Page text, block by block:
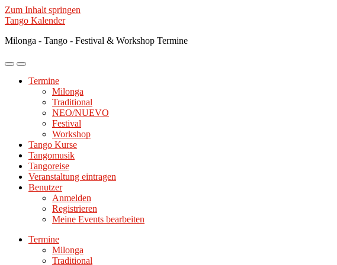
Zum Inhalt springen
Tango Kalender
Milonga - Tango - Festival & Workshop Termine
Mobile-
ein-/ausblenden
Suchfeld
ein-/ausblenden
Termine
Milonga
Traditional
NEO/NUEVO
Festival
Workshop
Tango Kurse
Tangomusik
Tangoreise
Veranstaltung eintragen
Benutzer
Anmelden
Registrieren
Meine Events bearbeiten
Termine
Milonga
Traditional